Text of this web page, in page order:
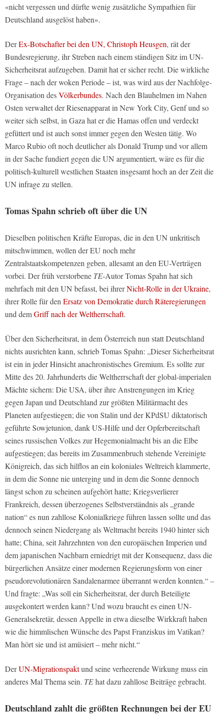
«nicht vergessen und dürfte wenig zusätzliche Sympathien für
Deutschland ausgelöst haben».
DerEx-Botschafter bei den UN, Christoph Heusgen, rät der
Bundesregierung, ihr Streben nach einem ständigen Sitz im UN-
Sicherheitsrat aufzugeben. Damit hat er sicher recht. Die wirkliche
Frage – nach der woken Periode – ist, was wird aus der Nachfolge-
Organisation desVölkerbundes. Nach den Blauhelmen im Nahen
Osten verwaltet der Riesenapparat in New York City, Genf und so
weiter sich selbst, in Gaza hat er die Hamas offen und verdeckt
gefüttert und ist auch sonst immer gegen den Westen tätig. Wo
Marco Rubio oft noch deutlicher als Donald Trump und vor allem
in der Sache fundiert gegen die UN argumentiert, wäre es für die
politisch-kulturell westlichen Staaten insgesamt hoch an der Zeit die
UN infrage zu stellen.
Tomas Spahn schrieb oft über die UN
Dieselben politischen Kräfte Europas, die in den UN unkritisch
mitschwimmen, wollen der EU noch mehr
Zentralstaatskompetenzen geben, allesamt an den EU-Verträgen
vorbei. Der früh verstorbene TE-Autor Tomas Spahn hat sich
mehrfach mit den UN befasst, bei ihrerNicht-Rolle in der Ukraine,
ihrer Rolle für den Ersatz von Demokratie durch Räteregierungen
und demGriff nach der Weltherrschaft.
Über den Sicherheitsrat, in dem Österreich nun statt Deutschland
nichts ausrichten kann, schrieb Tomas Spahn: „Dieser Sicherheitsrat
ist ein in jeder Hinsicht anachronistisches Gremium. Es sollte zur
Mitte des 20. Jahrhunderts die Weltherrschaft der global-imperialen
Mächte sichern: Die USA, über ihre Anstrengungen im Krieg
gegen Japan und Deutschland zur größten Militärmacht des
Planeten aufgestiegen; die von Stalin und der KPdSU diktatorisch
geführte Sowjetunion, dank US-Hilfe und der Opferbereitschaft
seines russischen Volkes zur Hegemonialmacht bis an die Elbe
aufgestiegen; das bereits im Zusammenbruch stehende Vereinigte
Königreich, das sich hilflos an ein koloniales Weltreich klammerte,
in dem die Sonne nie unterging und in dem die Sonne dennoch
längst schon zu scheinen aufgehört hatte; Kriegsverlierer
Frankreich, dessen überzogenes Selbstverständnis als „grande
nation“ es nun zahllose Kolonialkriege führen lassen sollte und das
dennoch seinen Niedergang als Weltmacht bereits 1940 hinter sich
hatte; China, seit Jahrzehnten von den europäischen Imperien und
dem japanischen Nachbarn erniedrigt mit der Konsequenz, dass die
bürgerlichen Ansätze einer modernen Regierungsform von einer
pseudorevolutionären Sandalenarmee überrannt werden konnten.“ –
Und fragte: „Was soll ein Sicherheitsrat, der durch Beteiligte
ausgekontert werden kann? Und wozu braucht es einen UN-
Generalsekretär, dessen Appelle in etwa dieselbe Wirkkraft haben
wie die himmlischen Wünsche des Papst Franziskus im Vatikan?
Man hört sie und ist amüsiert – mehr nicht.“
DerUN-Migrationspaktund seine verheerende Wirkung muss ein
anderes Mal Thema sein. TEhat dazu zahllose Beiträge gebracht.
Deutschland zahlt die größten Rechnungen bei der EU